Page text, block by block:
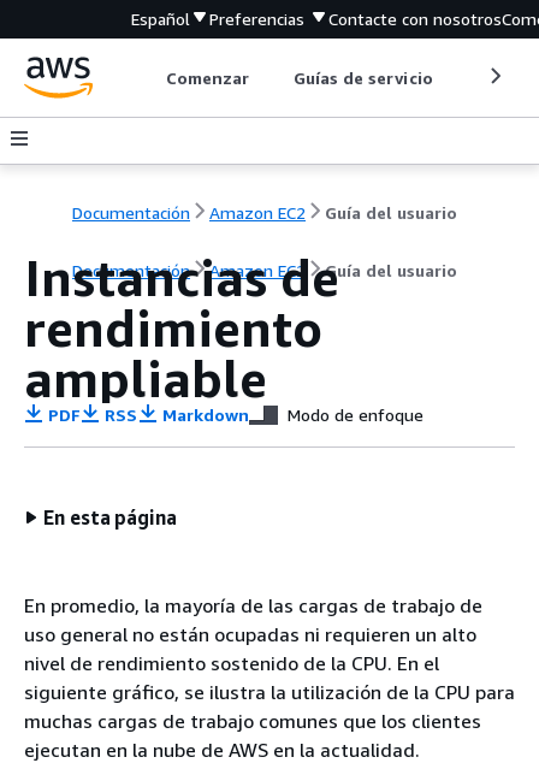
Español Preferencias Contacte con nosotros
Comenzar Guías de servicio
Documentación Amazon EC2 Guía del usuario
Documentación Amazon EC2 Guía del usuario
Instancias de
rendimiento
ampliable
PDF RSS Markdown Modo de enfoque
En esta página
En promedio, la mayoría de las cargas de trabajo de
uso general no están ocupadas ni requieren un alto
nivel de rendimiento sostenido de la CPU. En el
siguiente gráfico, se ilustra la utilización de la CPU para
muchas cargas de trabajo comunes que los clientes
ejecutan en la nube de AWS en la actualidad.